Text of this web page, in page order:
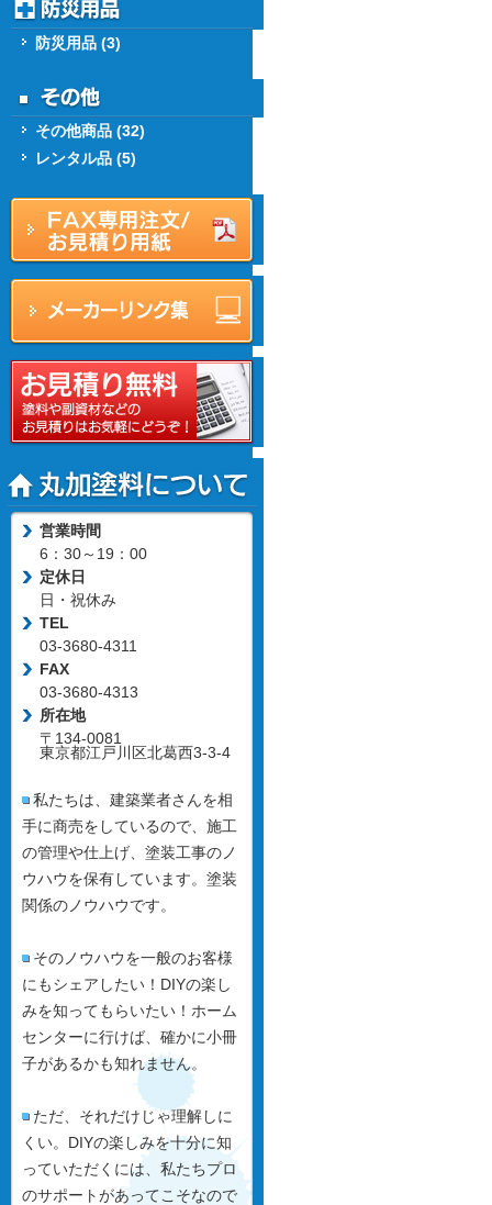
防災用品 (3)
その他商品 (32)
レンタル品 (5)
営業時間
6：30～19：00
定休日
日・祝休み
TEL
03-3680-4311
FAX
03-3680-4313
所在地
〒134-0081
東京都江戸川区北葛西3-3-4
私たちは、建築業者さんを相
手に商売をしているので、施工
の管理や仕上げ、塗装工事のノ
ウハウを保有しています。塗装
関係のノウハウです。
そのノウハウを一般のお客様
にもシェアしたい！DIYの楽し
みを知ってもらいたい！ホーム
センターに行けば、確かに小冊
子があるかも知れません。
ただ、それだけじゃ理解しに
くい。DIYの楽しみを十分に知
っていただくには、私たちプロ
のサポートがあってこそなので